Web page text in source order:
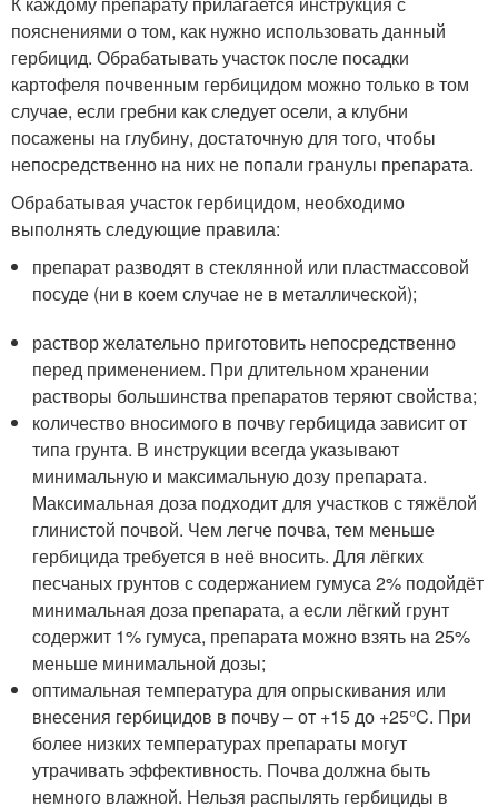
пояснениями о том, как нужно использовать данный
гербицид. Обрабатывать участок после посадки
картофеля почвенным гербицидом можно только в том
случае, если гребни как следует осели, а клубни
посажены на глубину, достаточную для того, чтобы
непосредственно на них не попали гранулы препарата.
Обрабатывая участок гербицидом, необходимо
выполнять следующие правила:
препарат разводят в стеклянной или пластмассовой
посуде (ни в коем случае не в металлической);
раствор желательно приготовить непосредственно
перед применением. При длительном хранении
растворы большинства препаратов теряют свойства;
количество вносимого в почву гербицида зависит от
типа грунта. В инструкции всегда указывают
минимальную и максимальную дозу препарата.
Максимальная доза подходит для участков с тяжёлой
глинистой почвой. Чем легче почва, тем меньше
гербицида требуется в неё вносить. Для лёгких
песчаных грунтов с содержанием гумуса 2% подойдёт
минимальная доза препарата, а если лёгкий грунт
содержит 1% гумуса, препарата можно взять на 25%
меньше минимальной дозы;
оптимальная температура для опрыскивания или
внесения гербицидов в почву – от +15 до +25°C. При
более низких температурах препараты могут
утрачивать эффективность. Почва должна быть
немного влажной. Нельзя распылять гербициды в